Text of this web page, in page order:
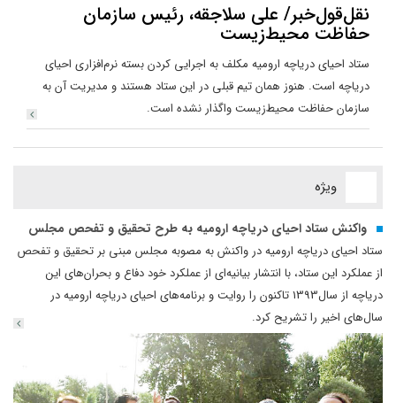
ویژه
واکنش ستاد احیای دریاچه ارومیه به طرح تحقیق و تفحص مجلس
ستاد احیای دریاچه ارومیه در واکنش به مصوبه مجلس مبنی بر تحقیق و تفحص
از عملکرد این ستاد، با انتشار بیانیه‌ای از عملکرد خود دفاع و بحران‌های این
دریاچه از سال1393 تاکنون را روایت و برنامه‌های احیای دریاچه ارومیه در
سال‌های اخیر را تشریح کرد.
نقل‌قول‌خبر/ علی سلاجقه، رئیس سازمان
حفاظت محیط‌زیست
ستاد احیای دریاچه ارومیه مکلف به اجرایی کردن بسته نرم‌افزاری احیای
دریاچه است. هنوز همان تیم قبلی در این ستاد هستند و مدیریت آن به
سازمان حفاظت محیط‌زیست واگذار نشده است.